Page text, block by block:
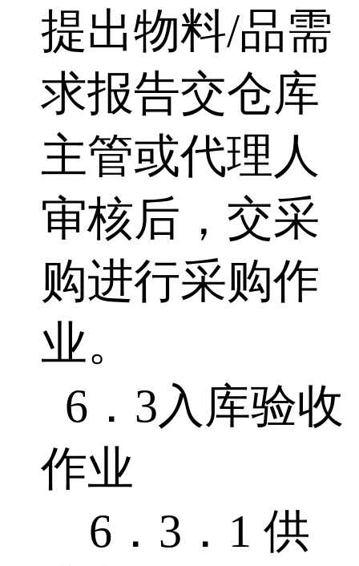
提出物料/品需
求报告交仓库
主管或代理人
审核后，交采
购进行采购作
业。
6．3入库验收
作业
6．3．1 供